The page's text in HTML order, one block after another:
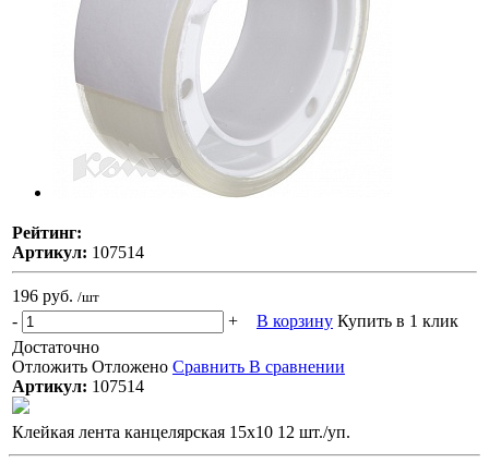
Рейтинг:
Артикул: 107514
196 руб. /шт
- + В корзину Купить в 1 клик
Достаточно
Отложить Отложено Сравнить В сравнении
Артикул: 107514
Клейкая лента канцелярская 15х10 12 шт./уп.